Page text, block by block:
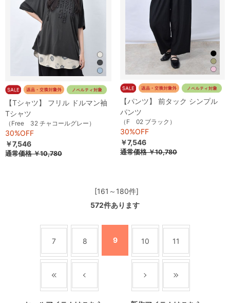
【Tシャツ】 フリル ドルマン袖
Tシャツ
（Free 32 チャコールグレー）
30%OFF
￥7,546
通常価格￥10,780
【パンツ】 前タック シンプル
パンツ
（F 02 ブラック）
30%OFF
￥7,546
通常価格￥10,780
[161～180件]
572件あります
7 8 9 10 11